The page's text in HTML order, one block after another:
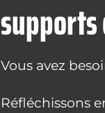
Vous avez
Réfléchissons